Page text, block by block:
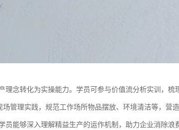
理念转化为实操能力。学员可参与价值流分析实训，
场管理实践，规范工作场所物品摆放、环境清洁等，营
员能够深入理解精益生产的运作机制，助力企业消除浪